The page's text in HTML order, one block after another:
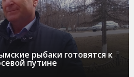
рыбаки готовятся к
путине